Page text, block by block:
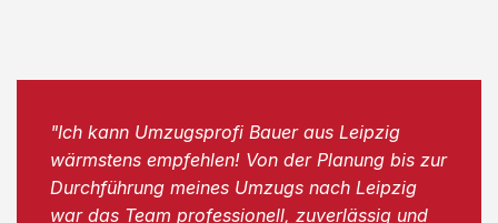
"Ich kann Umzugsprofi Bauer aus Leipzig
wärmstens empfehlen! Von der Planung bis zur
Durchführung meines Umzugs nach Leipzig
war das Team professionell, zuverlässig und